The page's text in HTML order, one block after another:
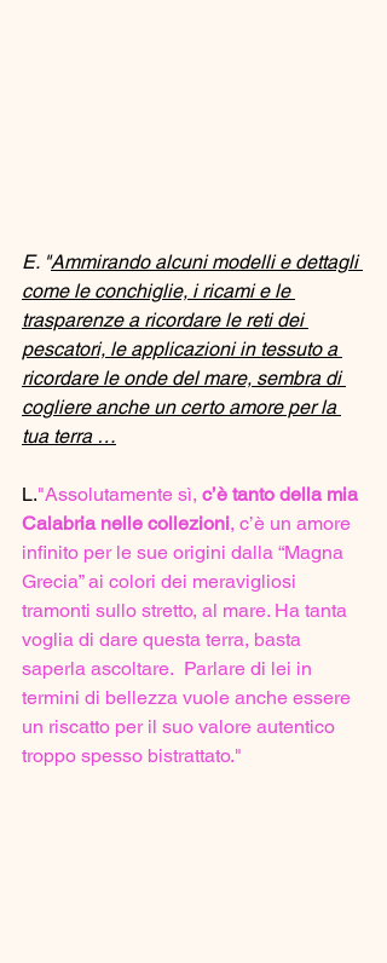
E. "Ammirando alcuni modelli e dettagli
come le conchiglie, i ricami e le
trasparenze a ricordare le reti dei
pescatori, le applicazioni in tessuto a
ricordare le onde del mare, sembra di
cogliere anche un certo amore per la
tua terra …
L."Assolutamente sì, c’è tanto della mia
Calabria nelle collezioni, c’è un amore
infinito per le sue origini dalla “Magna
Grecia” ai colori dei meravigliosi
tramonti sullo stretto, al mare. Ha tanta
voglia di dare questa terra, basta
saperla ascoltare.  Parlare di lei in
termini di bellezza vuole anche essere
un riscatto per il suo valore autentico
troppo spesso bistrattato."